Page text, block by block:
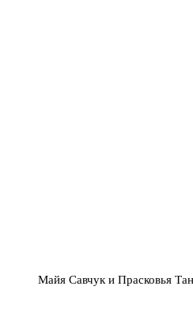
Майя Савчук и Прасковья